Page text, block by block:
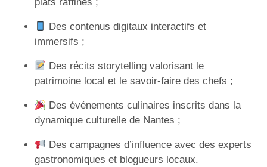
Des contenus digitaux interactifs et
immersifs ;
Des récits storytelling valorisant le
patrimoine local et le savoir-faire des chefs ;
Des événements culinaires inscrits dans la
dynamique culturelle de Nantes ;
Des campagnes d’influence avec des experts
gastronomiques et blogueurs locaux.